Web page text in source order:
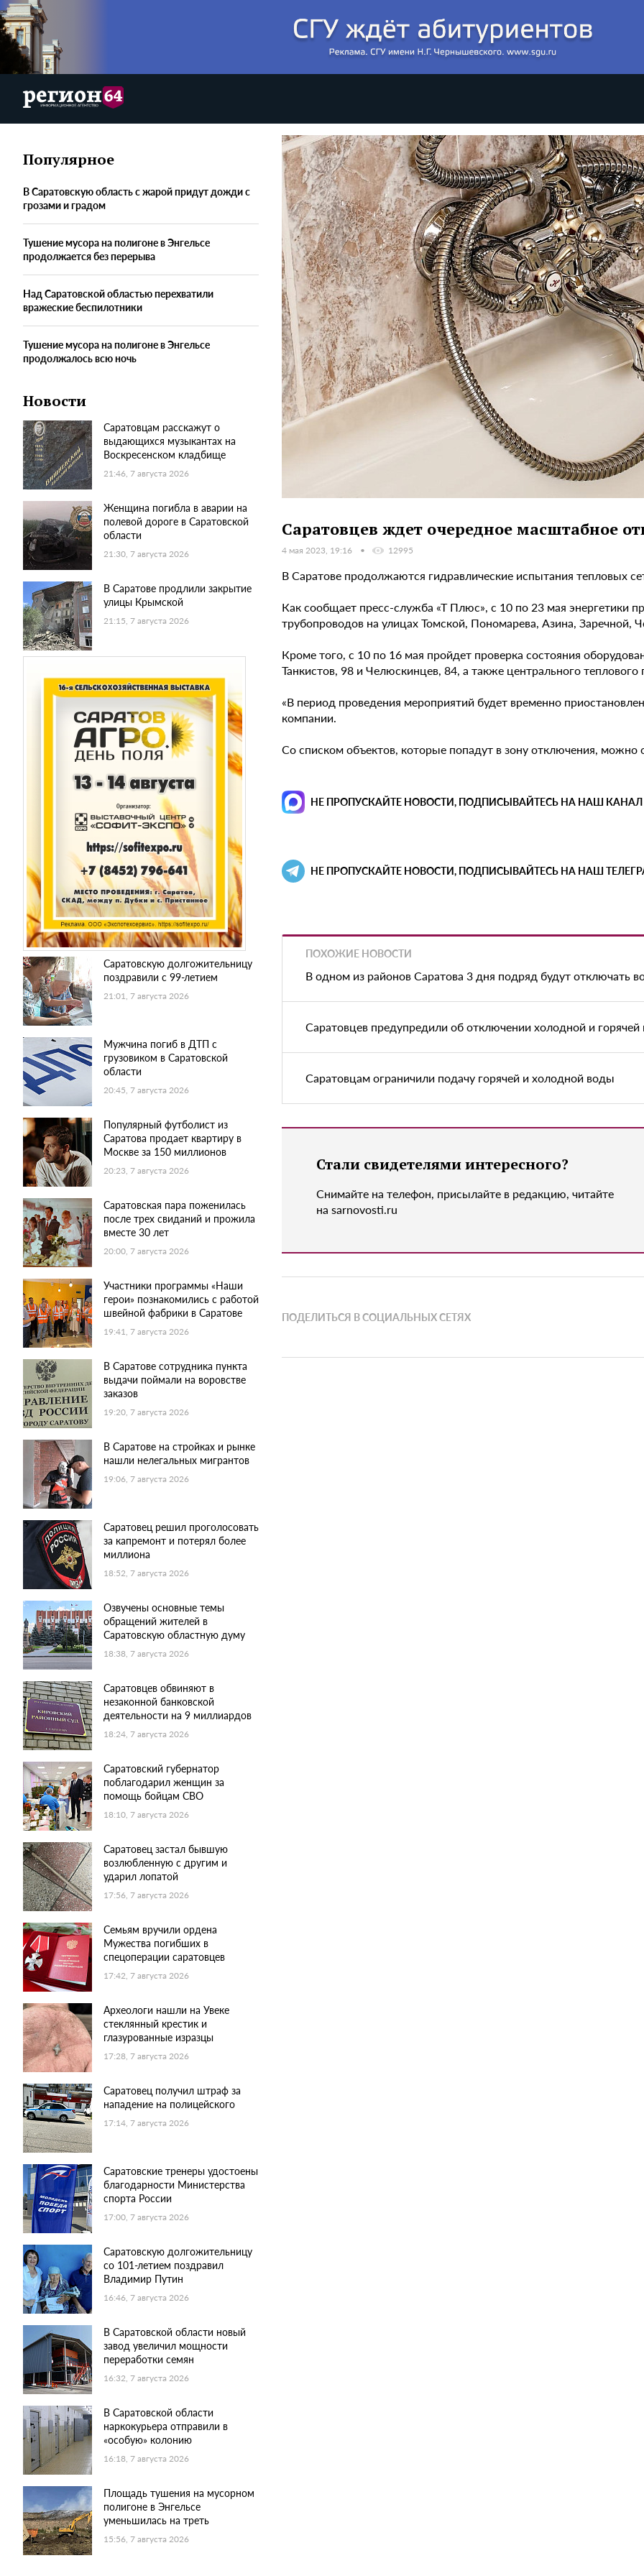
Популярное
В Саратовскую область с жарой придут дожди с
грозами и градом
Тушение мусора на полигоне в Энгельсе
продолжается без перерыва
Над Саратовской областью перехватили
вражеские беспилотники
Тушение мусора на полигоне в Энгельсе
продолжалось всю ночь
Новости
Саратовцам расскажут о
выдающихся музыкантах на
Воскресенском кладбище
21:46, 7 августа 2026
Женщина погибла в аварии на
полевой дороге в Саратовской
области
21:30, 7 августа 2026
В Саратове продлили закрытие
улицы Крымской
21:15, 7 августа 2026
Саратовскую долгожительницу
поздравили с 99-летием
21:01, 7 августа 2026
Мужчина погиб в ДТП с
грузовиком в Саратовской
области
20:45, 7 августа 2026
Популярный футболист из
Саратова продает квартиру в
Москве за 150 миллионов
20:23, 7 августа 2026
Саратовская пара поженилась
после трех свиданий и прожила
вместе 30 лет
20:00, 7 августа 2026
Участники программы «Наши
герои» познакомились с работой
швейной фабрики в Саратове
19:41, 7 августа 2026
В Саратове сотрудника пункта
выдачи поймали на воровстве
заказов
19:20, 7 августа 2026
В Саратове на стройках и рынке
нашли нелегальных мигрантов
19:06, 7 августа 2026
Саратовец решил проголосовать
за капремонт и потерял более
миллиона
18:52, 7 августа 2026
Озвучены основные темы
обращений жителей в
Саратовскую областную думу
18:38, 7 августа 2026
Саратовцев обвиняют в
незаконной банковской
деятельности на 9 миллиардов
18:24, 7 августа 2026
Саратовский губернатор
поблагодарил женщин за
помощь бойцам СВО
18:10, 7 августа 2026
Саратовец застал бывшую
возлюбленную с другим и
ударил лопатой
17:56, 7 августа 2026
Семьям вручили ордена
Мужества погибших в
спецоперации саратовцев
17:42, 7 августа 2026
Археологи нашли на Увеке
стеклянный крестик и
глазурованные изразцы
17:28, 7 августа 2026
Саратовец получил штраф за
нападение на полицейского
17:14, 7 августа 2026
Саратовские тренеры удостоены
благодарности Министерства
спорта России
17:00, 7 августа 2026
Саратовскую долгожительницу
со 101-летием поздравил
Владимир Путин
16:46, 7 августа 2026
В Саратовской области новый
завод увеличил мощности
переработки семян
16:32, 7 августа 2026
В Саратовской области
наркокурьера отправили в
«особую» колонию
16:18, 7 августа 2026
Площадь тушения на мусорном
полигоне в Энгельсе
уменьшилась на треть
15:56, 7 августа 2026
Саратовцев ждет очередное масштабное
4 мая 2023, 19:16 12995
В Саратове продолжаются гидравлические испытания тепловых
Как сообщает пресс-служба «Т Плюс», с 10 по 23 мая энергетики
трубопроводов на улицах Томской, Пономарева, Азина, Заречной,
Кроме того, с 10 по 16 мая пройдет проверка состояния
Танкистов, 98 и Челюскинцев, 84, а также центрального
«В период проведения мероприятий будет временно
компании.
Со списком объектов, которые попадут в зону отключения, можно
НЕ ПРОПУСКАЙТЕ НОВОСТИ, ПОДПИСЫВАЙТЕСЬ НА НАШ КАНАЛ
НЕ ПРОПУСКАЙТЕ НОВОСТИ, ПОДПИСЫВАЙТЕСЬ НА НАШ
ПОХОЖИЕ НОВОСТИ
В одном из районов Саратова 3 дня подряд будут отключать
Саратовцев предупредили об отключении холодной и
Саратовцам ограничили подачу горячей и холодной воды
Стали свидетелями интересного?
Снимайте на телефон, присылайте в редакцию, читайте
на sarnovosti.ru
ПОДЕЛИТЬСЯ В СОЦИАЛЬНЫХ СЕТЯХ